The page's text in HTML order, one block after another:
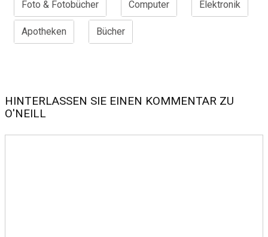
Foto & Fotobücher Computer Elektronik
Apotheken Bücher
HINTERLASSEN SIE EINEN KOMMENTAR ZU
O'NEILL